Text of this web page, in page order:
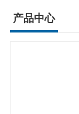
产品中心